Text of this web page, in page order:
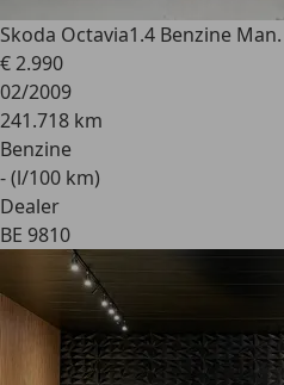
Skoda Octavia1.4 Benzine
€ 2.990
02/2009
241.718 km
Benzine
- (l/100 km)
Dealer
BE 9810